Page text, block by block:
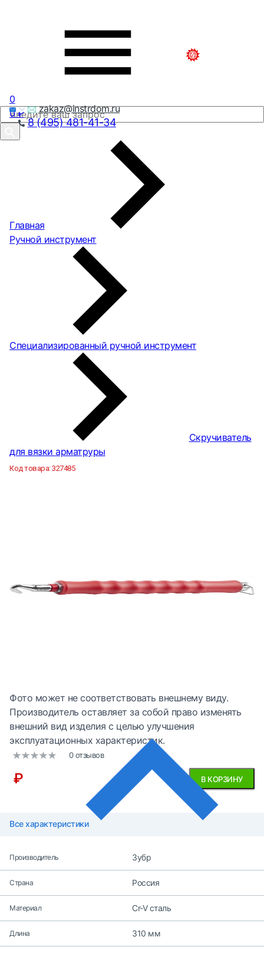
zakaz@instrdom.ru
8 (495) 481-41-34
0
0₽
Главная
Ручной инструмент
Специализированный ручной инструмент
Скручиватель
для вязки арматруры
Код товара:327485
Фото может не соответствовать внешнему виду.
Производитель оставляет за собой право изменять
внешний вид изделия с целью улучшения
эксплуатационных характеристик.
0 отзывов
₽ В КОРЗИНУ
Все характеристики
Производитель Зубр
Страна Россия
Материал Cr-V сталь
Длина 310 мм